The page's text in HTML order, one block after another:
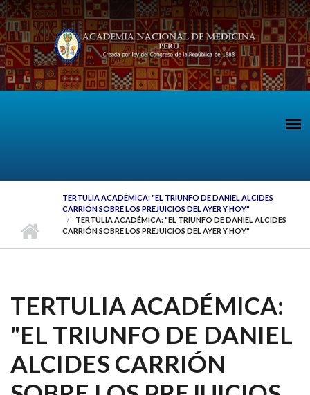
Pasar al contenido principal
TERTULIA ACADÉMICA: "EL TRIUNFO DE DANIEL ALCIDES
CARRIÓN SOBRE LOS PREJUICIOS DEL AYER Y HOY"
TERTULIA ACADÉMICA: "EL TRIUNFO DE DANIEL ALCIDES
CARRIÓN SOBRE LOS PREJUICIOS DEL AYER Y HOY"
TERTULIA ACADÉMICA:
"EL TRIUNFO DE DANIEL
ALCIDES CARRIÓN